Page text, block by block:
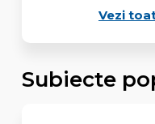
Vezi
Subiecte